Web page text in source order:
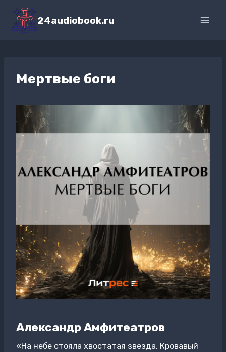
Перейти
содержимому
24audiobook.ru
Мертвые боги
Александр Амфитеатров
«На небе стояла хвостатая звезда. Кровавый